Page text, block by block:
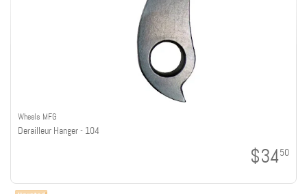
Wheels MFG
Derailleur Hanger - 104
$3450